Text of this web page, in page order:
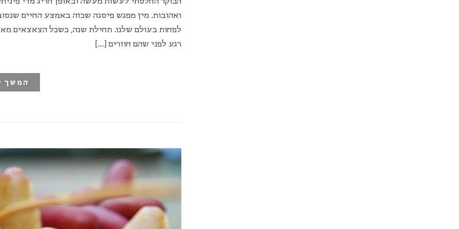
ואהובות. מין מפגש פיסגה שכזה באמצע החיים
לפחות בעולם שלנו. תחילת שנה, כשכל הצאצאים
רגע לפני שהם חוזרים […]
המשך